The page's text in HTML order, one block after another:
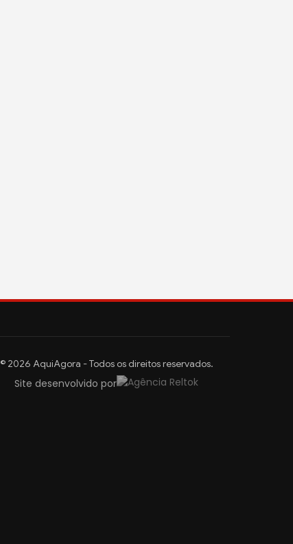
© 2026 AquiAgora - Todos os direitos reservados.
Site desenvolvido por